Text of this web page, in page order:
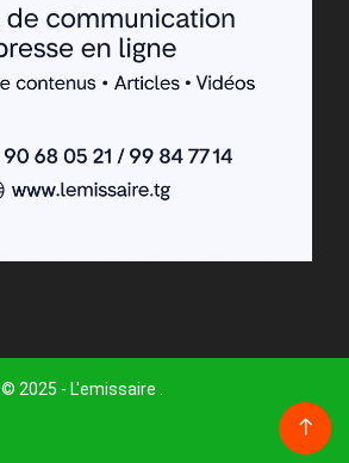
© 2025 - L'emissaire .